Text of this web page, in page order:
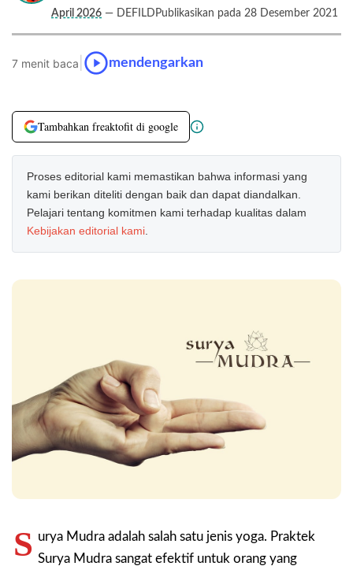
April 2026 — DEFILDPublikasikan pada 28 Desember 2021
7 menit baca mendengarkan
Tambahkan freaktofit di google
Proses editorial kami memastikan bahwa informasi yang
kami berikan diteliti dengan baik dan dapat diandalkan.
Pelajari tentang komitmen kami terhadap kualitas dalam
Kebijakan editorial kami
S urya Mudra adalah salah satu jenis yoga. Praktek
Surya Mudra sangat efektif untuk orang yang